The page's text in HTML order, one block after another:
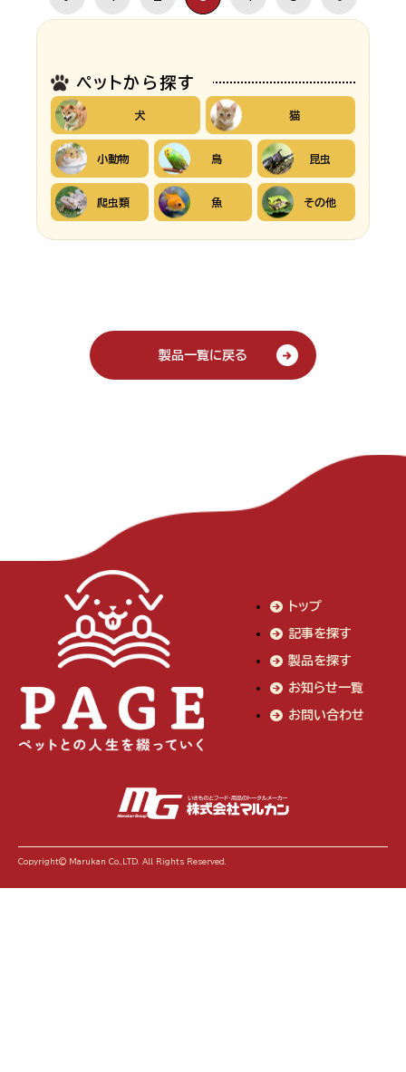
ペットから探す
犬 猫
小動物 鳥 昆虫
爬虫類 魚 その他
製品一覧に戻る
トップ
記事を探す
製品を探す
お知らせ一覧
お問い合わせ
Copyright© Marukan Co.,LTD. All Rights Reserved.